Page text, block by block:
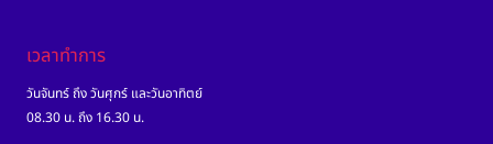
เวลาทำการ
วันจันทร์ ถึง วันศุกร์ และวันอาทิตย์
08.30 น. ถึง 16.30 น.